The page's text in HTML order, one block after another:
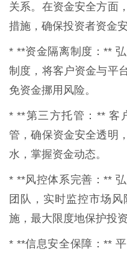
关系。在资金安全方面
措施，确保投资者资金安
* **资金隔离制度：**
制度，将客户资金与平
免资金挪用风险。
* **第三方托管：** 客
管，确保资金安全透明
水，掌握资金动态。
* **风控体系完善：**
团队，实时监控市场
施，最大限度地保护投资
* **信息安全保障：**